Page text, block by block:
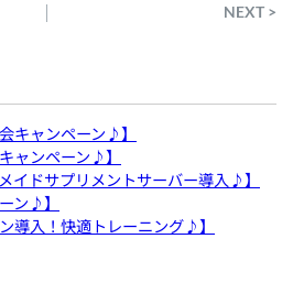
NEXT >
キャンペーン♪】
ャンペーン♪】
イドサプリメントサーバー導入♪】
ン♪】
導入！快適トレーニング♪】